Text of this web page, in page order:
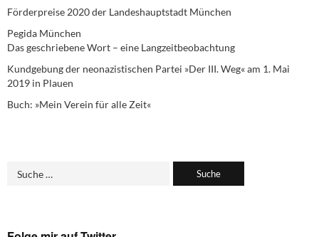
Förderpreise 2020 der Landeshauptstadt München
Pegida München
Das geschriebene Wort – eine Langzeitbeobachtung
Kundgebung der neonazistischen Partei »Der III. Weg« am 1. Mai
2019 in Plauen
Buch: »Mein Verein für alle Zeit«